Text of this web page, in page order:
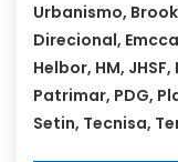
Urbanismo,
Direcional,
Helbor, HM,
Patrimar, PDG,
Setin, Tecnisa,